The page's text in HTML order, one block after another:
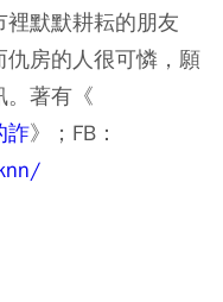
默默耕耘的朋友
房的人很可憐，願
。著有《
詐》；FB：